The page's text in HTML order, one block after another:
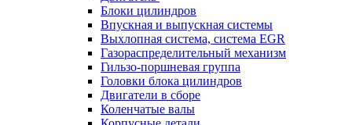
Блоки цилиндров
Впускная и выпускная системы
Выхлопная система, система EGR
Газораспределительный механизм
Гильзо-поршневая группа
Головки блока цилиндров
Двигатели в сборе
Коленчатые валы